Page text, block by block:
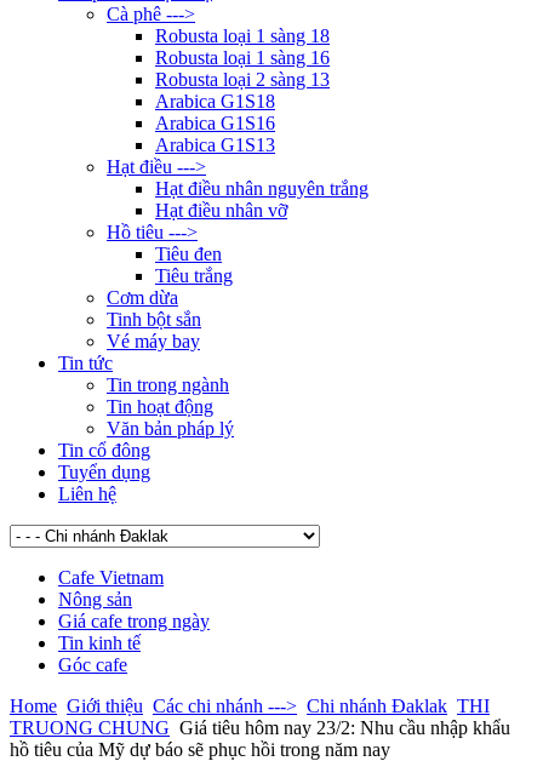
Cà phê --->
Robusta loại 1 sàng 18
Robusta loại 1 sàng 16
Robusta loại 2 sàng 13
Arabica G1S18
Arabica G1S16
Arabica G1S13
Hạt điều --->
Hạt điều nhân nguyên trắng
Hạt điều nhân vỡ
Hồ tiêu --->
Tiêu đen
Tiêu trắng
Cơm dừa
Tinh bột sắn
Vé máy bay
Tin tức
Tin trong ngành
Tin hoạt động
Văn bản pháp lý
Tin cổ đông
Tuyển dụng
Liên hệ
Cafe Vietnam
Nông sản
Giá cafe trong ngày
Tin kinh tế
Góc cafe
Home Giới thiệu Các chi nhánh ---> Chi nhánh Đaklak THI
TRUONG CHUNG Giá tiêu hôm nay 23/2: Nhu cầu nhập khẩu
hồ tiêu của Mỹ dự báo sẽ phục hồi trong năm nay